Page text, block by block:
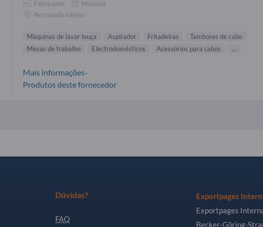
Fabricante
Maláisia
No mundo inteiro
Máquinas de lavar louça Aspirador Fritadeiras
Tambores de cabo
Mesas de trabalho
Electrodomésticos Acessórios para cabos ...
Mais informações-
Produtos deste fornecedor
Dúvidas?
FAQ
Exportpages
Exportpages
Becker-Göring-